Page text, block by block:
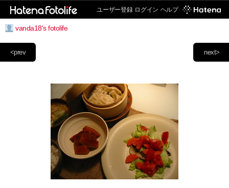
ユーザー登録 ログイン ヘルプ
vanda18's fotolife
next>
<prev